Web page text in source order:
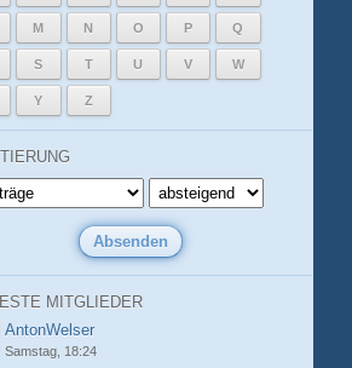
M N O P Q
S T U V W
Y Z
MITGLIEDER
AntonWelser
Samstag, 18:24